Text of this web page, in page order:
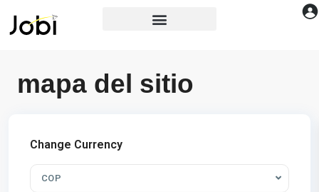
mapa del sitio
Change Currency
COP